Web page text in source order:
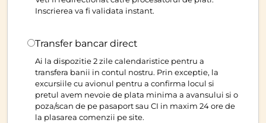
Inscrierea va fi validata instant.
Transfer bancar direct
Ai la dispozitie 2 zile calendaristice pentru a
transfera banii in contul nostru. Prin exceptie, la
excursiile cu avionul pentru a confirma locul si
pretul avem nevoie de plata minima a avansului si o
poza/scan de pe pasaport sau CI in maxim 24 ore de
la plasarea comenzii pe site.